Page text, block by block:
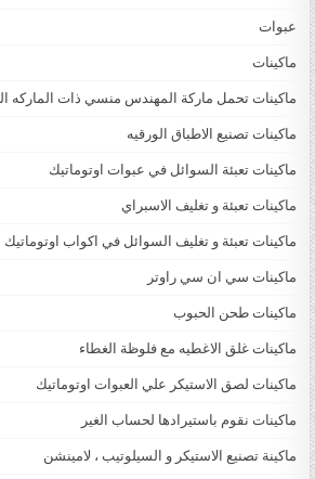
عبوات
ماكينات
ماكينات تحمل ماركة المهندس منسي ذات الماركه
ماكينات تصنيع الاطباق الورقيه
ماكينات تعبئة السوائل في عبوات اوتوماتيك
ماكينات تعبئة و تغليف الاسبراي
ماكينات تعبئة و تغليف السوائل في اكواب اوتوماتيك
ماكينات سي ان سي راوتر
ماكينات طحن الحبوب
ماكينات غلق الاغطيه مع فلوظة الغطاء
ماكينات لصق الاستيكر علي العبوات اوتوماتيك
ماكينات نقوم باستيرادها لحساب الغير
ماكينة تصنيع الاستيكر و السيلوتيب ، لامينشن